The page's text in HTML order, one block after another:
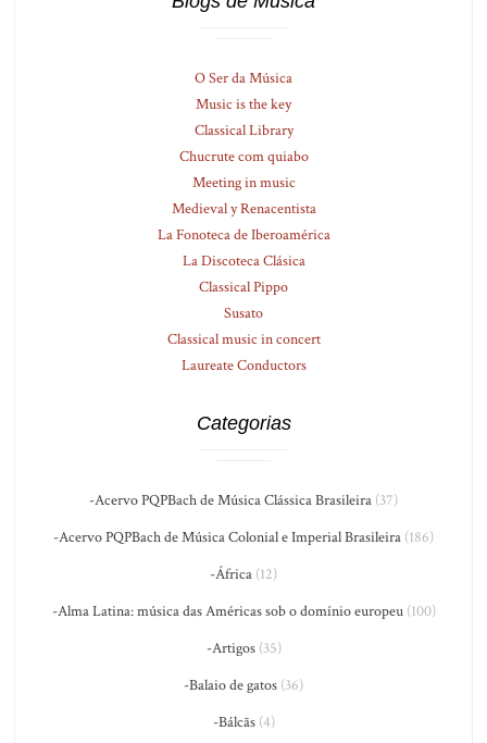
O Ser da Música
Music is the key
Classical Library
Chucrute com quiabo
Meeting in music
Medieval y Renacentista
La Fonoteca de Iberoamérica
La Discoteca Clásica
Classical Pippo
Susato
Classical music in concert
Laureate Conductors
Categorias
-Acervo PQPBach de Música Clássica Brasileira (37)
-Acervo PQPBach de Música Colonial e Imperial Brasileira (186)
-África (12)
-Alma Latina: música das Américas sob o domínio europeu(100)
-Artigos(35)
-Balaio de gatos (36)
-Bálcãs(4)